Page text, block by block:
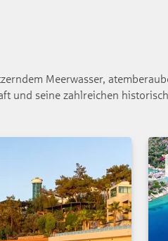
Meerwasser,
und seine zahlreichen